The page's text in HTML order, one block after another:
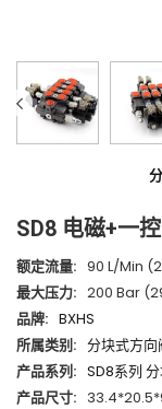
SD8 电磁+一
额定流量: 90 L/min
最大压力: 200 Bar
品牌: BXHS
所属类别: 分块式方向
产品系列: SD8系列
产品尺寸: